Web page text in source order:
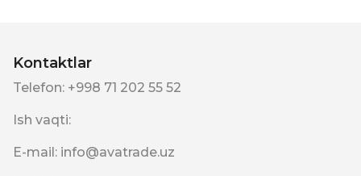
Kontaktlar
Telefon: +998 71 202 55 52
Ish vaqti:
E-mail: info@avatrade.uz